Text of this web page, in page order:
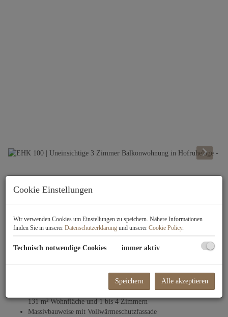
Besuchen Sie unsere Projekthomepage
unterwww.ehk100.at
PROJEKTDATEN:
großzügige Freiflächen wie Balkone, Terrassen und Eigengärten
durchdachte Grundrisse mit Wohneinheiten von 30 m² -
131 m² Wohnfläche und 1 bis 4 Zimmern
Massivbauweise mit Vollwärmeschutzfassade
Cookie Einstellungen
Wir verwenden Cookies um Einstellungen zu speichern. Nähere Informationen
finden Sie in unserer Datenschutzerklärung und unserer Cookie Policy.
Technisch notwendige Cookies immer aktiv
Speichern Alle akzeptieren